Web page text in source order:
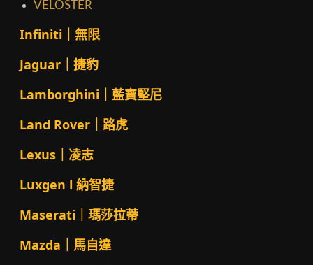
VELOSTER
Infiniti｜無限
Jaguar｜捷豹
Lamborghini｜藍寶堅尼
Land Rover｜路虎
Lexus｜凌志
Luxgen l 納智捷
Maserati｜瑪莎拉蒂
Mazda｜馬自達